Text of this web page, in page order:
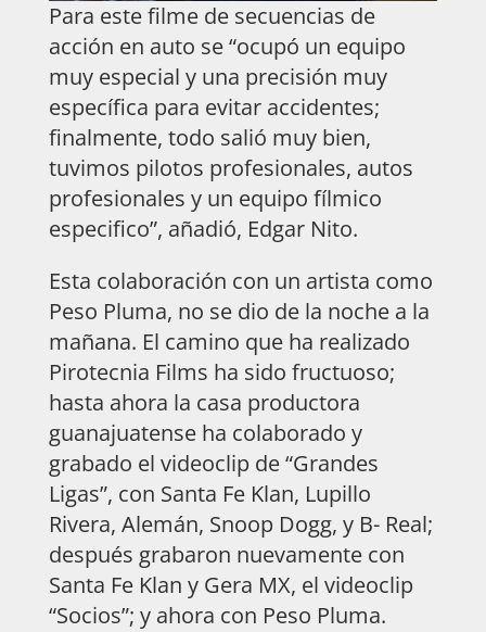
Para este filme de secuencias de
acción en auto se “ocupó un equipo
muy especial y una precisión muy
específica para evitar accidentes;
finalmente, todo salió muy bien,
tuvimos pilotos profesionales, autos
profesionales y un equipo fílmico
especifico”, añadió, Edgar Nito.
Esta colaboración con un artista como
Peso Pluma, no se dio de la noche a la
mañana. El camino que ha realizado
Pirotecnia Films ha sido fructuoso;
hasta ahora la casa productora
guanajuatense ha colaborado y
grabado el videoclip de “Grandes
Ligas”, con Santa Fe Klan, Lupillo
Rivera, Alemán, Snoop Dogg, y B- Real;
después grabaron nuevamente con
Santa Fe Klan y Gera MX, el videoclip
“Socios”; y ahora con Peso Pluma.